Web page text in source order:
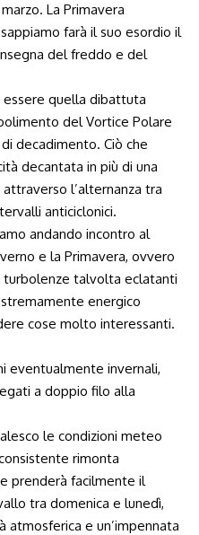
La Primavera
farà il suo esordio il
del freddo e del
quella dibattuta
del Vortice Polare
decadimento. Ciò che
decantata in più di una
l’alternanza tra
anticiclonici.
andando incontro al
e la Primavera, ovvero
talvolta eclatanti
energico
cose molto interessanti.
eventualmente invernali,
a doppio filo alla
le condizioni meteo
rimonta
prenderà facilmente il
tra domenica e lunedì,
e un’impennata